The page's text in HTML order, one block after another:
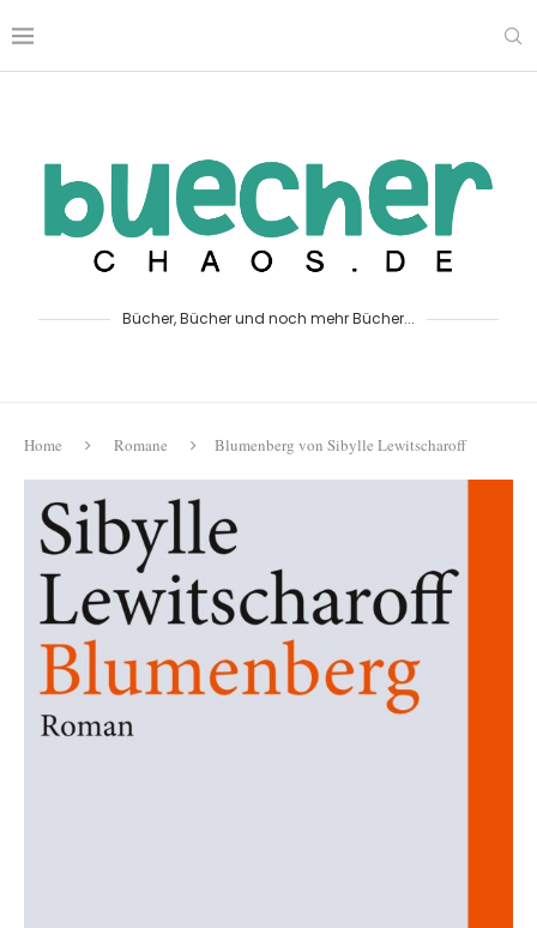
Bücher, Bücher und noch mehr Bücher...
Home Romane Blumenberg von Sibylle Lewitscharoff